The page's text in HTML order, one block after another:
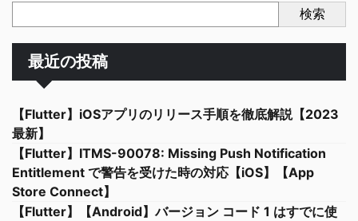
検索
最近の投稿
【Flutter】iOSアプリのリリース手順を徹底解説【2023
最新】
【Flutter】ITMS-90078: Missing Push Notification
Entitlement で警告を受けた時の対応【iOS】【App
Store Connect】
【Flutter】【Android】バージョン コード 1 はすでに使